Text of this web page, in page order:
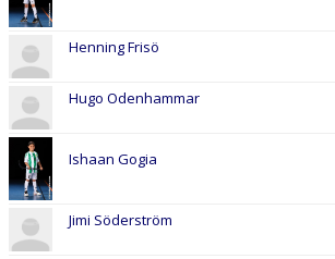
Henning Frisö
Hugo Odenhammar
Ishaan Gogia
Jimi Söderström